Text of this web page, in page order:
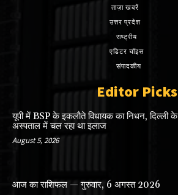
ताज़ा खबरें
उत्तर प्रदेश
राष्ट्रीय
एडिटर चॉइस
संपादकीय
Editor Picks
यूपी में BSP के इकलाैते विधायक का निधन, दिल्ली के
अस्पताल में चल रहा था इलाज
August 5, 2026
आज का राशिफल — गुरुवार, 6 अगस्त 2026